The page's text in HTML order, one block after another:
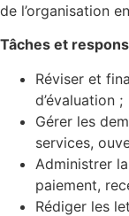
de l’organisation
Tâches et
Réviser et
d’évaluation ;
Gérer les
services,
Administrer
paiement,
Rédiger les